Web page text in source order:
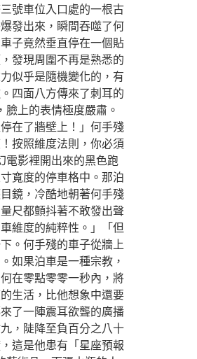
號車位入口處的一根古
發出來，瞬間吞噬了何
子竟然垂直停在一個貼
發現周圍不再是熟悉的
似乎是隨機變化的，有
四面八方傳來了刺耳的
上的表情極度嚴肅。
在了牆壁上！」何手殘
按照維度法則，你必須
電影裡開出來的黑色跑
寬度的停車格中。那泊
鏡，冷酷地朝著何手殘
尺都顫抖著不敢發出聲
維度的純粹性。」「但
。何手殘的車子從牆上
如果泊車是一種宗教，
在零點零零一秒內，將
生活，比他想象中還要
了一陣震耳欲聾的廣播
，陡降至負百分之八十
這是他患有「星座預報